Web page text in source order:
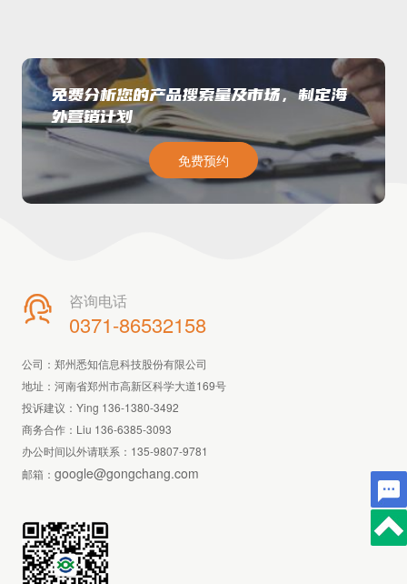
免费分析您的产品搜索量及市场，制定海
外营销计划
免费预约
 咨询电话
0371-86532158
公司：郑州悉知信息科技股份有限公司
地址：河南省郑州市高新区科学大道169号
投诉建议：Ying 136-1380-3492
商务合作：Liu 136-6385-3093
办公时间以外请联系： 135-9807-9781
邮箱： google@gongchang.com